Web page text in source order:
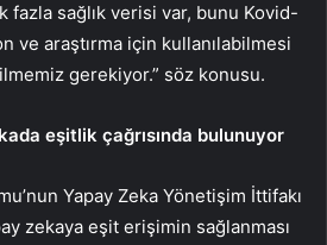
fazla sağlık verisi var, bunu Kovid-
ve araştırma için kullanılabilmesi
gerekiyor.” söz konusu.
eşitlik çağrısında bulunuyor
Yapay Zeka Yönetişim İttifakı
zekaya eşit erişimin sağlanması